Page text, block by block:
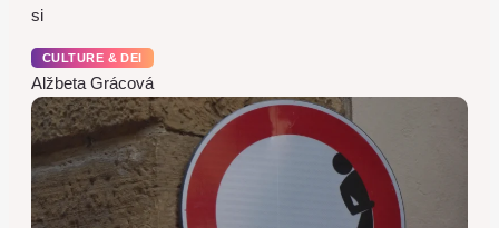
si
CULTURE & DEI
Alžbeta Grácová